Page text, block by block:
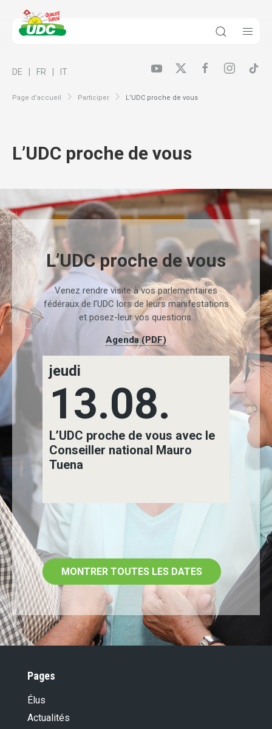
Page d’accueil Participer L’UDC proche de vous
DE FR IT
L’UDC proche de vous
L’UDC proche de vous
Venez rendre visite à vos parlementaires
fédéraux de l’UDC lors de leurs manifestations
et posez-leur vos questions.
Agenda (PDF)
jeudi
13.08.
L’UDC proche de vous avec le
Conseiller national Mauro
Tuena
MONTRER TOUTES LES DATES
Pages
Élus
Actualités